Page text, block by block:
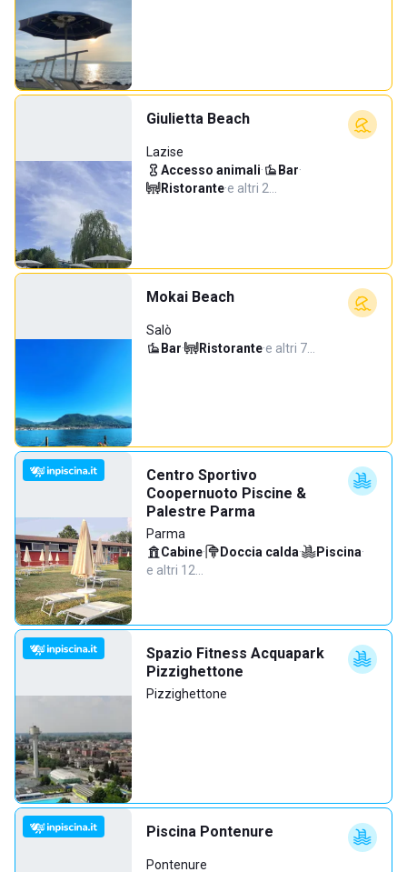
Giulietta Beach
Lazise
Accesso animali· Bar·
Ristorante·e altri 2…
Mokai Beach
Salò
Bar· Ristorante·e altri 7…
Centro Sportivo
Coopernuoto Piscine &
Palestre Parma
Parma
Cabine· Doccia calda· Piscina·
e altri 12…
Spazio Fitness Acquapark
Pizzighettone
Pizzighettone
Piscina Pontenure
Pontenure